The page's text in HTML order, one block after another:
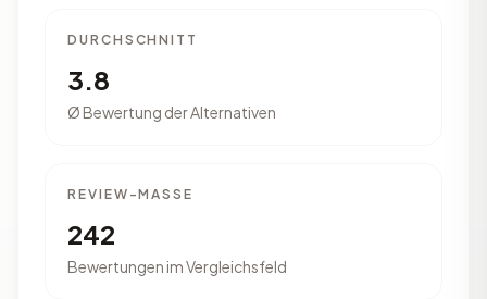
DURCHSCHNITT
3.8
Ø Bewertung der Alternativen
REVIEW-MASSE
242
Bewertungen im Vergleichsfeld